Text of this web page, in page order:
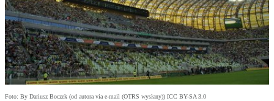
Foto: By Dariusz Boczek (od autora via e-mail (OTRS wysłany)) [CC BY-SA 3.0